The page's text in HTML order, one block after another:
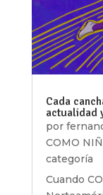
Cada
actualidad
por
COMO
categoría
Cuando